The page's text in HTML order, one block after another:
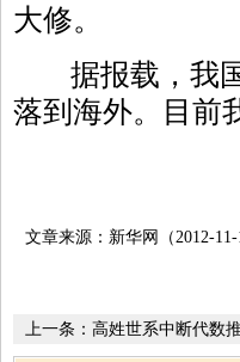
大修。
据报载，我国
落到海外。目前
文章来源：新华网（2012-11-
上一条： 高姓世系中断代数